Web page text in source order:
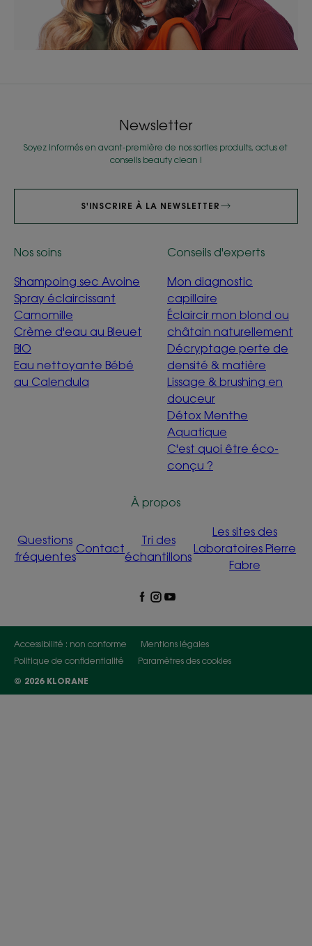
Newsletter
Soyez informés en avant-première de nos sorties produits, actus et
conseils beauty clean !
S'INSCRIRE À LA NEWSLETTER
Nos soins
Shampoing sec Avoine
Spray éclaircissant
Camomille
Crème d'eau au Bleuet
BIO
Eau nettoyante Bébé
au Calendula
Conseils d'experts
Mon diagnostic
capillaire
Éclaircir mon blond ou
châtain naturellement
Décryptage perte de
densité & matière
Lissage & brushing en
douceur
Détox Menthe
Aquatique
C'est quoi être éco-
conçu ?
À propos
Questions
fréquentes
Contact
Tri des
échantillons
Les sites des
Laboratoires Pierre
Fabre
Accessibilité : non conforme
Mentions légales
Politique de confidentialité
Paramètres des cookies
© 2026 KLORANE